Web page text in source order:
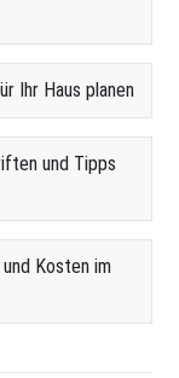
Ihr Haus planen
und Tipps
Kosten im